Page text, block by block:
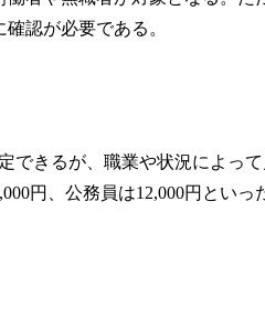
認が必要である。
できるが、職業や状況によっ
円、公務員は12,000円とい